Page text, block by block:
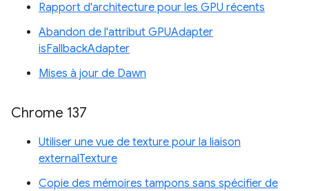
Rapport d'architecture pour les GPU récents
Abandon de l'attribut GPUAdapter
isFallbackAdapter
Mises à jour de Dawn
Chrome 137
Utiliser une vue de texture pour la liaison
externalTexture
Copie des mémoires tampons sans spécifier de